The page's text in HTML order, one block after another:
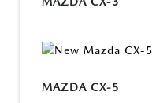
MAZDA CX-5